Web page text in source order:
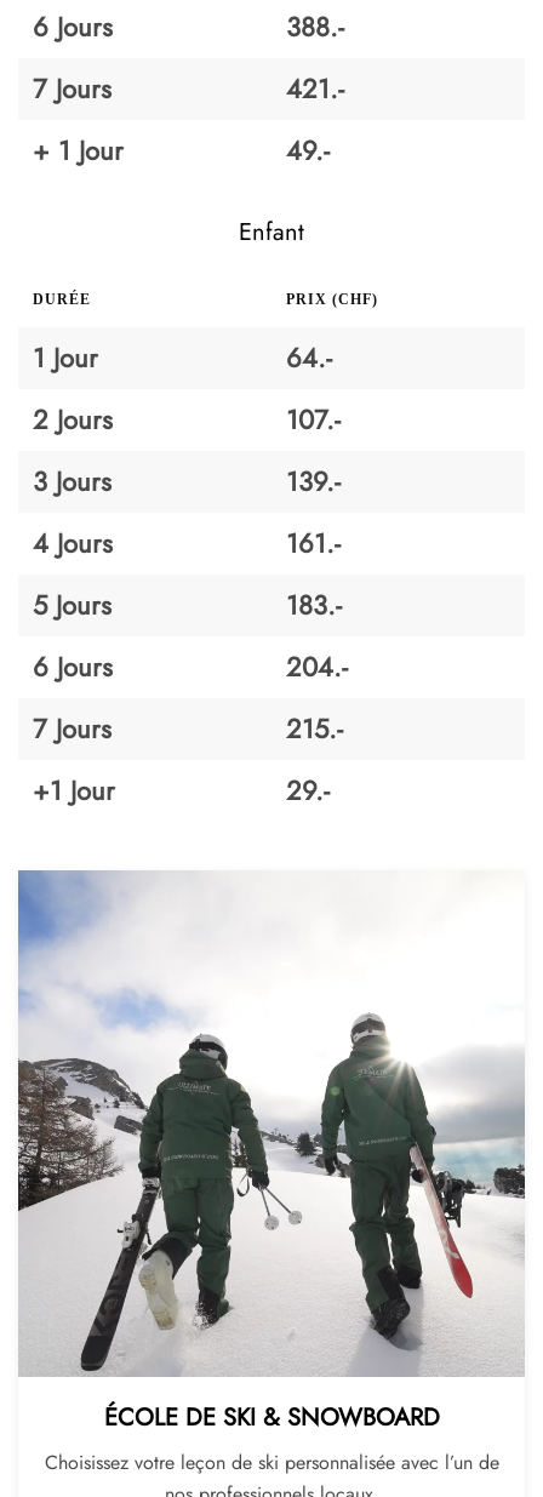
6 Jours
388.-
7 Jours
421.-
+ 1 Jour
49.-
Enfant
DURÉE PRIX (CHF)
1 Jour
64.-
2 Jours
107.-
3 Jours
139.-
4 Jours
161.-
5 Jours
183.-
6 Jours
204.-
7 Jours
215.-
+1 Jour
29.-
ÉCOLE DE SKI & SNOWBOARD
Choisissez votre leçon de ski personnalisée avec l’un de